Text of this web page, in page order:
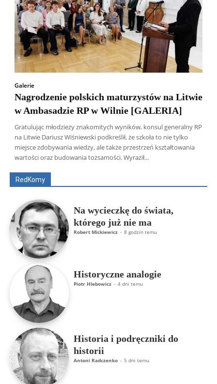
Galerie
Nagrodzenie polskich maturzystów na Litwie
w Ambasadzie RP w Wilnie [GALERIA]
Gratulując młodzieży znakomitych wyników, konsul generalny RP
na Litwie Dariusz Wiśniewski podkreślił, że szkoła to nie tylko
miejsce zdobywania wiedzy, ale także przestrzeń kształtowania
wartości oraz budowania tożsamości. Wyraził...
RedKomy
Wszyscy Aleksander Borowik
Antoni Radczenko
Artur Płokszto
Grzegorz Górny
ks. Jarosław Wąsowicz SDB
Na wycieczkę do świata,
którego już nie ma
Robert Mickiewicz - 8 godzin temu
Historyczne analogie
Piotr Hlebowicz - 4 dni temu
Historia i podręczniki do
historii
Antoni Radczenko - 5 dni temu